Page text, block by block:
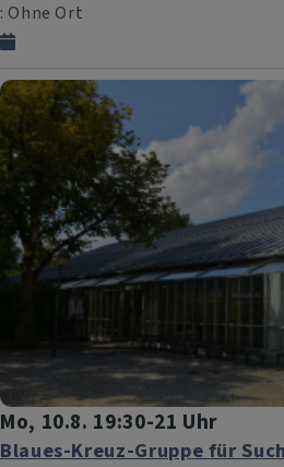
Ohne Ort
Mo, 10.8. 19:30-21 Uhr
Blaues-Kreuz-Gruppe für